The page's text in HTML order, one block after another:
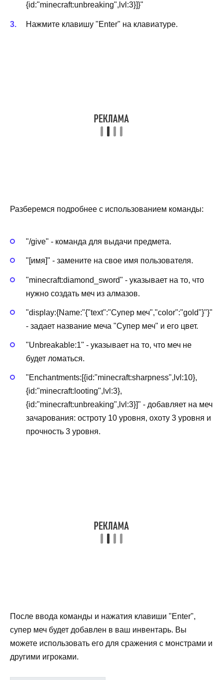
{id:"minecraft:unbreaking",lvl:3}]}"
Нажмите клавишу "Enter" на клавиатуре.
Разберемся подробнее с использованием команды:
"/give" - команда для выдачи предмета.
"[имя]" - замените на свое имя пользователя.
"minecraft:diamond_sword" - указывает на то, что
нужно создать меч из алмазов.
"display:{Name:"{"text":"Супер меч","color":"gold"}"}"
- задает название меча "Супер меч" и его цвет.
"Unbreakable:1" - указывает на то, что меч не
будет ломаться.
"Enchantments:[{id:"minecraft:sharpness",lvl:10},
{id:"minecraft:looting",lvl:3},
{id:"minecraft:unbreaking",lvl:3}]" - добавляет на меч
зачарования: остроту 10 уровня, охоту 3 уровня и
прочность 3 уровня.
После ввода команды и нажатия клавиши "Enter",
супер меч будет добавлен в ваш инвентарь. Вы
можете использовать его для сражения с монстрами и
другими игроками.